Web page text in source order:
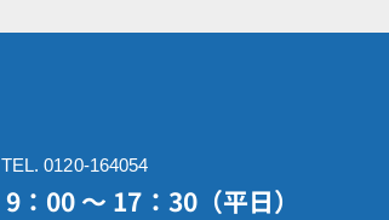
TEL. 0120-164054
00 ～ 17：30（平日）